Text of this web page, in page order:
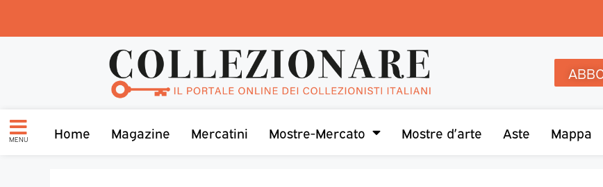
MENU Home Magazine Mercatini Mostre-Mercato Mostre d’arte Aste Mappa